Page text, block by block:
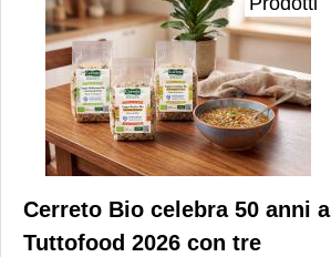
Cerreto Bio celebra 50 anni a
Tuttofood 2026 con tre